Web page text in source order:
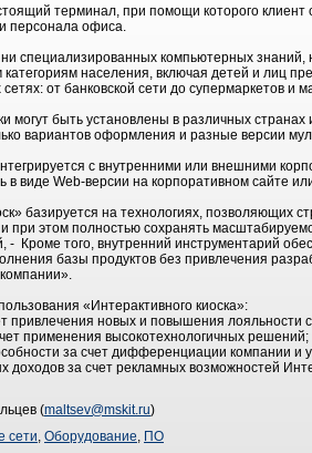
терминал, при помощи которого
персонала офиса.
специализированных компьютерных
населения, включая детей и лиц
от банковской сети до супермаркетов и
могут быть установлены в различных
вариантов оформления и разные версии
с внутренними или внешними
в виде Web-версии на корпоративном сайте
базируется на технологиях, позволяющих
при этом полностью сохранять
- Кроме того, внутренний инструментарий
базы продуктов без привлечения
«Интерактивного киоска»:
привлечения новых и повышения лояльности
применения высокотехнологичных решений;
за счет дифференциации компании и
доходов за счет рекламных возможностей
(maltsev@mskit.ru)
сети, Оборудование, ПО